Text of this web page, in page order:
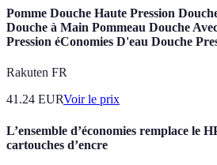
Pomme Douche Haute Pression
Douche à Main Pommeau Douche
Pression éConomies D'eau Douche
Rakuten FR
41.24 EURVoir le prix
L’ensemble d’économies remplace le
cartouches d’encre